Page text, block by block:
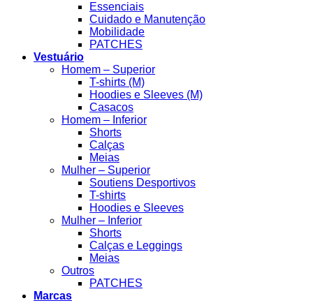
Essenciais
Cuidado e Manutenção
Mobilidade
PATCHES
Vestuário
Homem – Superior
T-shirts (M)
Hoodies e Sleeves (M)
Casacos
Homem – Inferior
Shorts
Calças
Meias
Mulher – Superior
Soutiens Desportivos
T-shirts
Hoodies e Sleeves
Mulher – Inferior
Shorts
Calças e Leggings
Meias
Outros
PATCHES
Marcas